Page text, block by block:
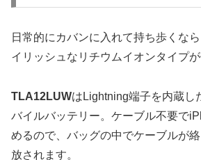
日常的にカバンに入れて持ち歩くな
イリッシュなリチウムイオンタイプが
TLA12LUWはLightning端子を内蔵し
バイルバッテリー。ケーブル不要で
めるので、バッグの中でケーブルが
放されます。